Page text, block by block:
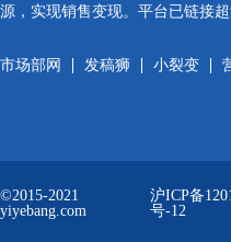
源，实现销售变现。平台已链接
市场部网 发稿狮 小裂变
©2015-2021
yiyebang.com
沪ICP备
号-12